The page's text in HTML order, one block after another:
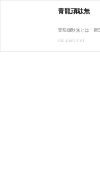
青龍頑駄無
dic.pixiv.net